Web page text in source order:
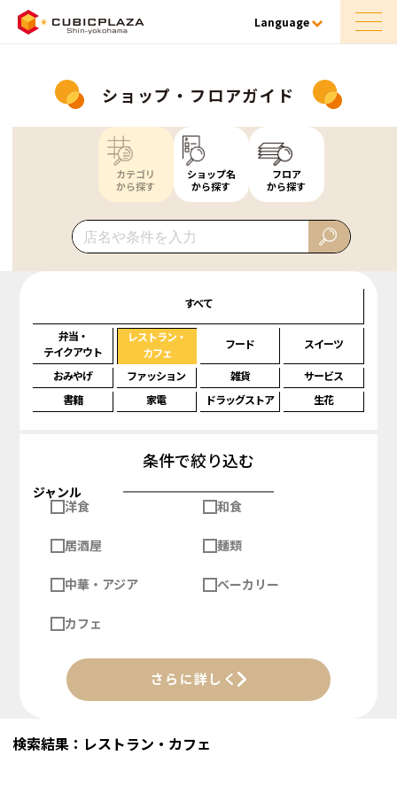
Language
ショップ・フロアガイド
カテゴリ
から探す
ショップ名
から探す
フロア
から探す
すべて
弁当・
テイクアウト
レストラン・
カフェ
フード スイーツ
おみやげ ファッション 雑貨
サービス
書籍
家電 ドラッグストア 生花
条件で絞り込む
ジャンル
洋食
和食
居酒屋 麺類
中華・アジア ベーカリー
カフェ
さらに詳しく
検索結果：レストラン・カフェ